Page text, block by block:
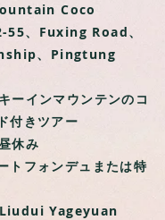
Coco
、Fuxing Road、
、Pingtung
ーインマウンテンのコ
付きツアー
休み
トフォンデュまたは特
Yageyuan